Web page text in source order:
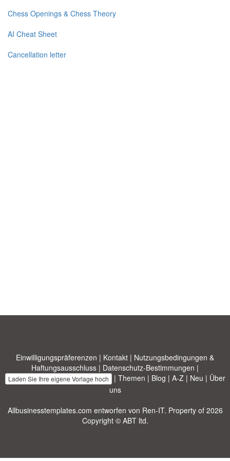
Chess Openings & Chess Theory
AI Cheat Sheet
Cancellation letter
Einwilligungspräferenzen | Kontakt | Nutzungsbedingungen &
Haftungsausschluss | Datenschutz-Bestimmungen |
Laden Sie Ihre eigene Vorlage hoch | Themen | Blog | A-Z | Neu | Über
uns
Allbusinesstemplates.com entworfen von Ren-IT. Property of 2026
Copyright © ABT ltd.